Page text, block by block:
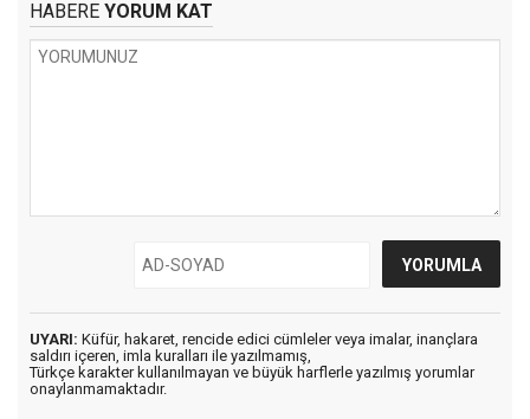
HABERE YORUM KAT
UYARI: Küfür, hakaret, rencide edici cümleler veya imalar, inançlara
saldırı içeren, imla kuralları ile yazılmamış,
Türkçe karakter kullanılmayan ve büyük harflerle yazılmış yorumlar
onaylanmamaktadır.